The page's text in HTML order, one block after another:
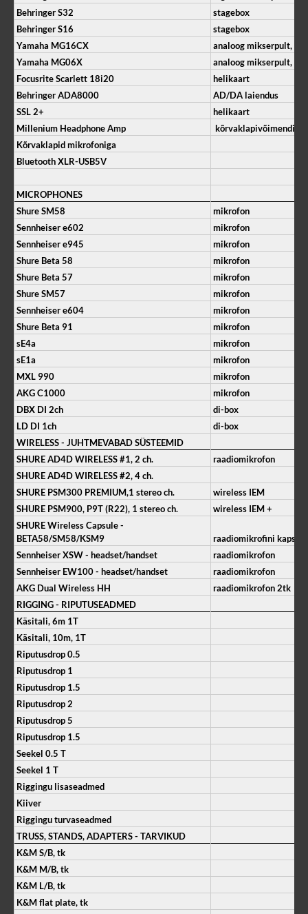
Behringer S32
stagebox
Behringer S16
stagebox
Yamaha MG16CX
analoog mikserpult,
Yamaha MG06X
analoog mikserpult,
Focusrite Scarlett 18i20
helikaart
Behringer ADA8000
AD/DA laiendus
SSL 2+
helikaart
Millenium Headphone Amp
kõrvaklapivõimendi
Kõrvaklapid mikrofoniga
Bluetooth XLR-USB5V
MICROPHONES
Shure SM58
mikrofon
Sennheiser e602
mikrofon
Sennheiser e945
mikrofon
Shure Beta 58
mikrofon
Shure Beta 57
mikrofon
Shure SM57
mikrofon
Sennheiser e604
mikrofon
Shure Beta 91
mikrofon
sE4a
mikrofon
sE1a
mikrofon
MXL 990
mikrofon
AKG C1000
mikrofon
DBX DI 2ch
di-box
LD DI 1ch
di-box
WIRELESS - JUHTMEVABAD SÜSTEEMID
SHURE AD4D WIRELESS #1, 2 ch.
raadiomikrofon
SHURE AD4D WIRELESS #2, 4 ch.
SHURE PSM300 PREMIUM,1 stereo ch.
wireless IEM
SHURE PSM900, P9T (R22), 1 stereo ch.
wireless IEM +
SHURE Wireless Capsule -
BETA58/SM58/KSM9
raadiomikrofini kapsli
Sennheiser XSW - headset/handset
raadiomikrofon
Sennheiser EW100 - headset/handset
raadiomikrofon
AKG Dual Wireless HH
raadiomikrofon 2tk
RIGGING - RIPUTUSEADMED
Käsitali, 6m 1T
Käsitali, 10m, 1T
Riputusdrop 0.5
Riputusdrop 1
Riputusdrop 1.5
Riputusdrop 2
Riputusdrop 5
Riputusdrop 1.5
Seekel 0.5 T
Seekel 1 T
Riggingu lisaseadmed
Kiiver
Riggingu turvaseadmed
TRUSS, STANDS, ADAPTERS - TARVIKUD
K&M S/B, tk
K&M M/B, tk
K&M L/B, tk
K&M flat plate, tk